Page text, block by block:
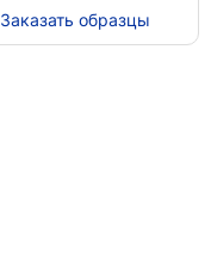
Заказать образцы